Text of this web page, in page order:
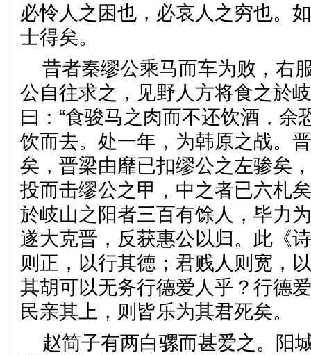
必怜人之困也，必哀人之穷也。
士得矣。
昔者秦缪公乘马而车为败，右
公自往求之，见野人方将食之於
曰：“食骏马之肉而不还饮酒，余
饮而去。处一年，为韩原之战。
矣，晋梁由靡已扣缪公之左骖矣
投而击缪公之甲，中之者已六札
於岐山之阳者三百有馀人，毕力
遂大克晋，反获惠公以归。此《
则正，以行其德；君贱人则宽，
其胡可以无务行德爱人乎？行德
民亲其上，则皆乐为其君死
赵简子有两白骡而甚爱之。阳